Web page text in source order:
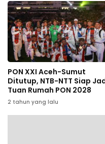
PON XXI Aceh-Sumut
Ditutup, NTB-NTT Siap
Tuan Rumah PON 2028
2 tahun yang lalu